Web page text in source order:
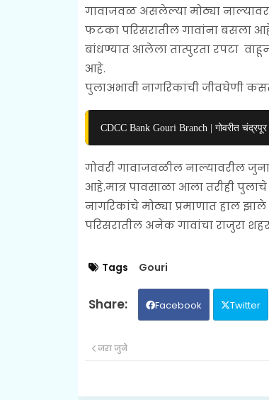
गावाजवळ असलेल्या मोठ्या नाल्यावर
फटका परिसरातील गावांना बसला
बांधण्यात आलेला तात्पुरता रपटा
आहे.
पुलाअभावी नागरिकांची जीवघेणी
CDCC Bank Gouri Branch | गोवरीत चंद्रपूर
गोवरी गावाजवळील नाल्यावरील
आहे.मात्र पावसाळा आला तरीही
नागरिकांचे मोठ्या प्रमाणात हाल
परिसरातील अनेक गावांचा राजुरा
Tags Gouri
Facebook Twitter
जरा जुने